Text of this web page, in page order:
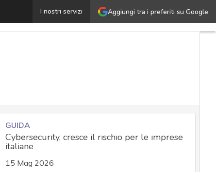
Aggiungi tra i preferiti su Google
I nostri servizi
Attacchi phishing: consigli pratici per riconoscerli e
GUIDA
Cybersecurity, cresce il rischio per le imprese
italiane
15 Mag 2026